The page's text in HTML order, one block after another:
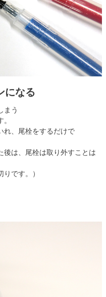
になる
まう
れ、尾栓をするだけで
は、尾栓は取り外すことは
です。）